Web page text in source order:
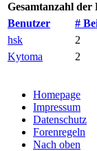
Gesamtanzahl der
Benutzer
#
hsk
2
Kytoma
2
Homepage
Impressum
Datenschutz
Forenregeln
Nach oben